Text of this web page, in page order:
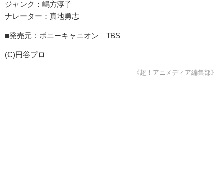
ジャンク：嶋方淳子
ナレーター：真地勇志
■発売元：ポニーキャニオン TBS
(C)円谷プロ
《超！アニメディア編集部》